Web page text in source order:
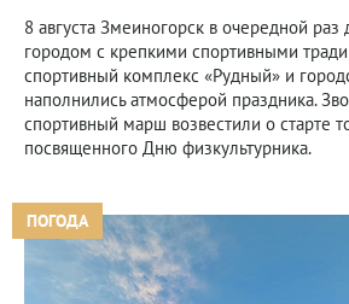
8 августа Змеиногорск в очередной раз
городом с крепкими спортивными
спортивный комплекс «Рудный» и
наполнились атмосферой праздника.
спортивный марш возвестили о старте
посвященного Дню физкультурника.
ПОГОДА